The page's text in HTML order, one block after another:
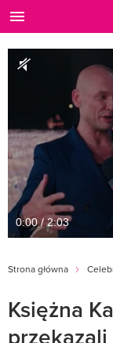
0:00 / 2:03
Strona główna
Księżna